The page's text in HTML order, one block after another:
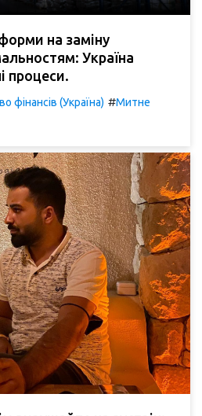
на заміну
Україна
процеси.
фінансів (Україна) #Митне